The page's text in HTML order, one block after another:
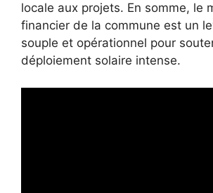
locale aux projets. En somme, le
financier de la commune est un
souple et opérationnel pour
déploiement solaire intense.